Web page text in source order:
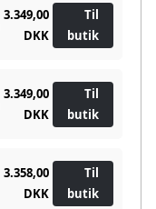
3.349,00
DKK
Til
butik
3.349,00
DKK
Til
butik
3.358,00
DKK
Til
butik